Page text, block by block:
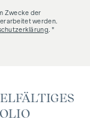
Zwecke der
werden.
. *